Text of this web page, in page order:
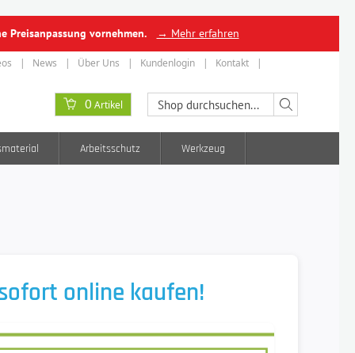
Preisanpassung vornehmen. → Mehr erfahren
News Über Uns Kundenlogin Kontakt
0 Artikel
Arbeitsschutz Werkzeug
online kaufen!